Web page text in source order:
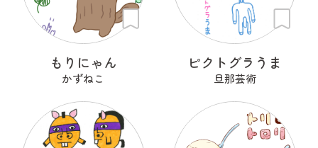
もりにゃん
かずねこ
ピクトグラうま
旦那芸術